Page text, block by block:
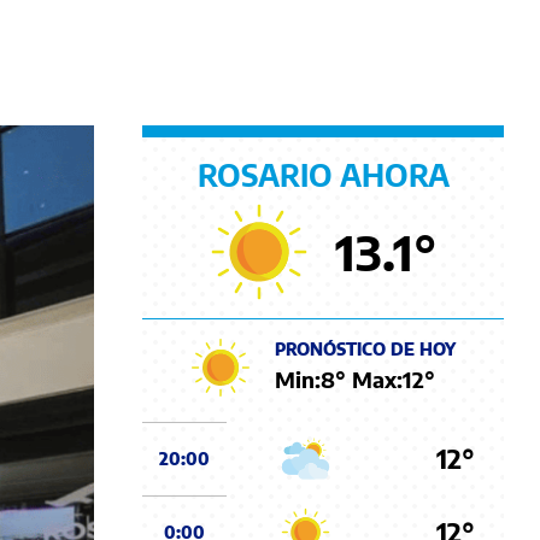
ROSARIO AHORA
13.1°
PRONÓSTICO DE HOY
Min:8° Max:12°
20:00 12°
0:00 12°